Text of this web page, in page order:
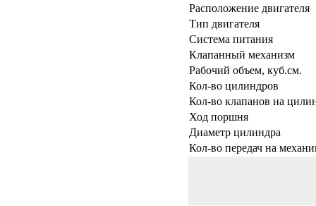
Расположение двигателя
Тип двигателя
Система питания
Клапанный механизм
Рабочий объем, куб.см.
Кол-во цилиндров
Кол-во клапанов на
Ход поршня
Диаметр цилиндра
Кол-во передач на